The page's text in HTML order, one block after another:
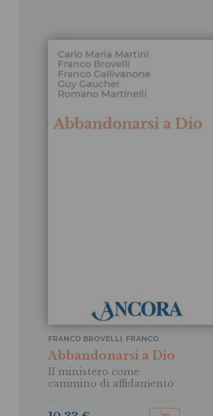
Abbandonarsi a Dio
Il ministero come
cammino di affidamento
FRANCO BROVELLI FRANCO
GALLIVANONE
GUY GAUCHER...